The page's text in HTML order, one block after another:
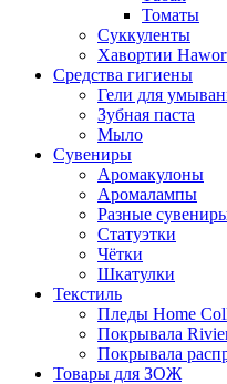
Томаты
Суккуленты
Хавортии
Средства гигиены
Гели для
Зубная паста
Мыло
Сувениры
Аромакулоны
Аромалампы
Разные
Статуэтки
Чётки
Шкатулки
Текстиль
Пледы Home
Покрывала
Покрывала
Товары для ЗОЖ